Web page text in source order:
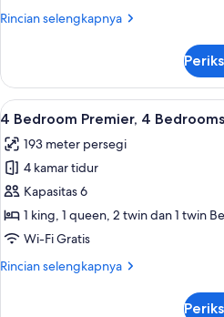
Bedrooms
Rincian selengkapnya
Rincian
3
Bedroom
Premier,
Bedrooms
Lihat
semua
foto
untuk
4
Bedroom
Premier,
Bedrooms
4
4
4 Bedroom Premier, 4 Bedrooms
193 meter persegi
4 kamar tidur
Kapasitas 6
1 king, 1 queen, 2 twin dan 1 twin
Wi-Fi Gratis
Rincian selengkapnya
Rincian